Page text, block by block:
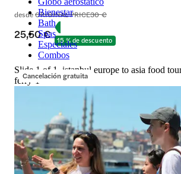
Bienestar
Bath
Spas
Especiales
Combos
desdeORIGINAL PRICE30 €
25,50 € 15 % de descuento
Cancelación gratuita
Slide 1 of 1, istanbul europe to asia food
ferry-1